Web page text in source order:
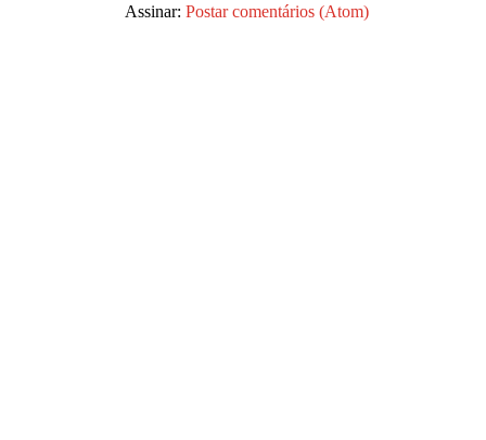
Assinar: Postar comentários (Atom)